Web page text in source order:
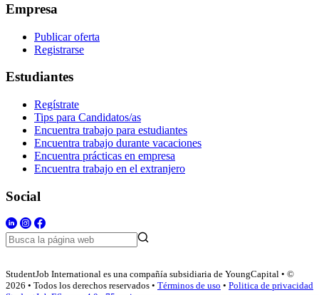
Empresa
Publicar oferta
Registrarse
Estudiantes
Regístrate
Tips para Candidatos/as
Encuentra trabajo para estudiantes
Encuentra trabajo durante vacaciones
Encuentra prácticas en empresa
Encuentra trabajo en el extranjero
Social
StudentJob International es una compañía subsidiaria de YoungCapital • ©
2026 • Todos los derechos reservados • Términos de uso • Politica de privacidad